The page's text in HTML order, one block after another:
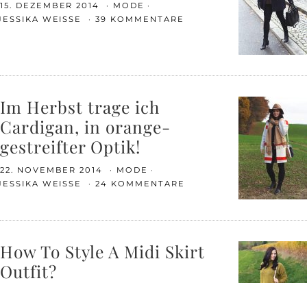
15. DEZEMBER 2014
MODE
WEISSE
39 KOMMENTARE
Im Herbst trage ich
Cardigan, in orange-
gestreifter Optik!
22. NOVEMBER 2014
MODE
WEISSE
24 KOMMENTARE
How To Style A Midi Skirt
Outfit?